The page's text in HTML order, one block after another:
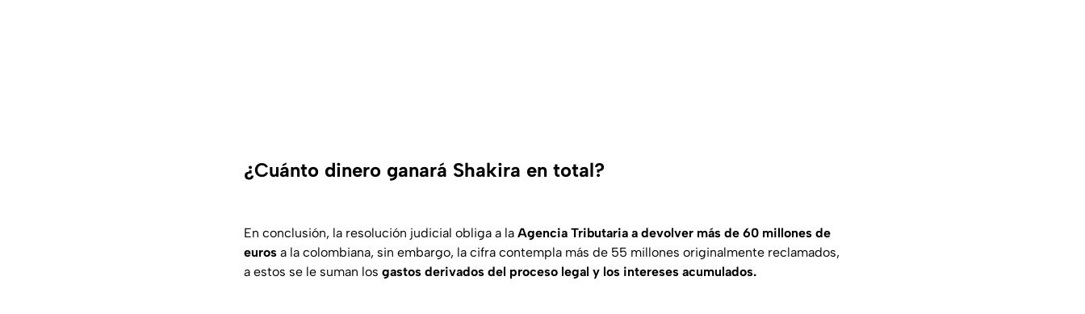
¿Cuánto dinero ganará Shakira en total?
En conclusión, la resolución judicial obliga a la Agencia Tributaria a devolver más de 60 millones de
euros a la colombiana, sin embargo, la cifra contempla más de 55 millones originalmente reclamados,
a estos se le suman los gastos derivados del proceso legal y los intereses acumulados.